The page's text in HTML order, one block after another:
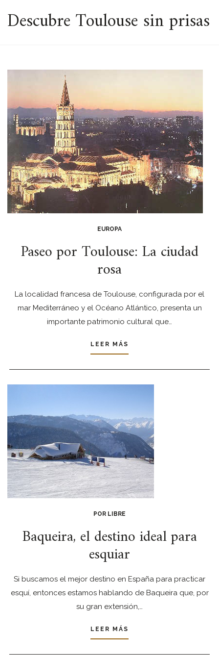
ESPACIO
Descubre Toulouse sin prisas
EUROPA
Paseo por Toulouse: La ciudad
rosa
La localidad francesa de Toulouse, configurada por el
mar Mediterráneo y el Océano Atlántico, presenta un
importante patrimonio cultural que…
LEER MÁS
POR LIBRE
Baqueira, el destino ideal para
esquiar
Si buscamos el mejor destino en España para practicar
esquí, entonces estamos hablando de Baqueira que, por
su gran extensión,…
LEER MÁS